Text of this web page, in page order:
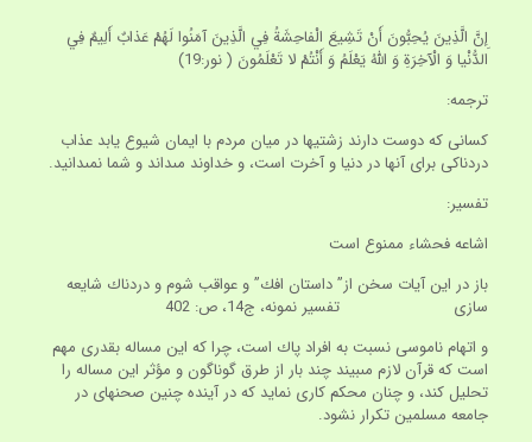
إِنَّ الَّذِينَ يُحِبُّونَ أَنْ تَشِيعَ الْفاحِشَةُ فِي الَّذِينَ آمَنُوا لَهُمْ عَذابٌ أَلِيمٌ فِي
الدُّنْيا وَ الْآخِرَةِ وَ اللَّهُ يَعْلَمُ وَ أَنْتُمْ لا تَعْلَمُونَ ( نور:19)
ترجمه:
كسانى كه دوست دارند زشتيها در ميان مردم با ايمان شيوع يابد عذاب
دردناكى براى آنها در دنيا و آخرت است، و خداوند مى‏داند و شما نمى‏دانيد.
تفسير:
اشاعه فحشاء ممنوع است
باز در اين آيات سخن از” داستان افك” و عواقب شوم و دردناك شايعه‏
سازى تفسير نمونه، ج‏14، ص: 402
و اتهام ناموسى نسبت به افراد پاك است، چرا كه اين مساله بقدرى مهم
است كه قرآن لازم مى‏بيند چند بار از طرق گوناگون و مؤثر اين مساله را
تحليل كند، و چنان محكم كارى نمايد كه در آينده چنين صحنه‏اى در
جامعه مسلمين تكرار نشود.